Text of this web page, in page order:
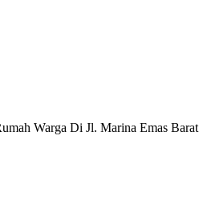
Warga Di Jl. Marina Emas